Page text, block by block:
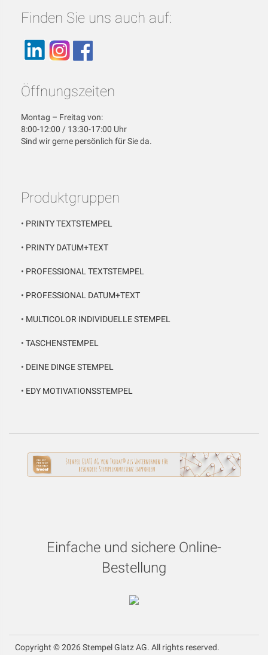
Finden Sie uns auch auf:
Öffnungszeiten
Montag – Freitag von:
8:00-12:00 / 13:30-17:00 Uhr
Sind wir gerne persönlich für Sie da.
Produktgruppen
• PRINTY TEXTSTEMPEL
• PRINTY DATUM+TEXT
• PROFESSIONAL TEXTSTEMPEL
• PROFESSIONAL DATUM+TEXT
• MULTICOLOR INDIVIDUELLE STEMPEL
• TASCHENSTEMPEL
• DEINE DINGE STEMPEL
• EDY MOTIVATIONSSTEMPEL
Einfache und sichere Online-
Bestellung
Copyright © 2026 Stempel Glatz AG. All rights reserved.